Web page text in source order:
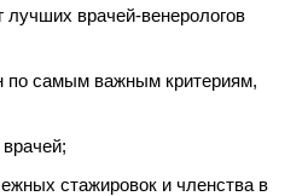
лучших врачей-венерологов
по самым важным критериям,
стажировок и членства в